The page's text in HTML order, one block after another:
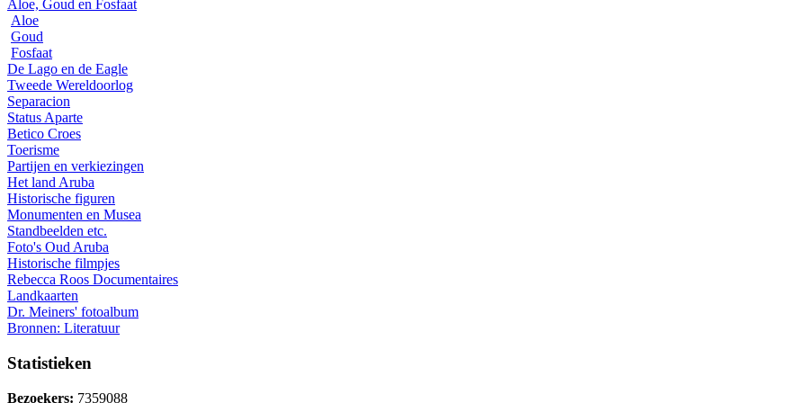
Aloe, Goud en Fosfaat
Aloe
Goud
Fosfaat
De Lago en de Eagle
Tweede Wereldoorlog
Separacion
Status Aparte
Betico Croes
Toerisme
Partijen en verkiezingen
Het land Aruba
Historische figuren
Monumenten en Musea
Standbeelden etc.
Foto's Oud Aruba
Historische filmpjes
Rebecca Roos Documentaires
Landkaarten
Dr. Meiners' fotoalbum
Bronnen: Literatuur
Statistieken
Bezoekers: 7359088